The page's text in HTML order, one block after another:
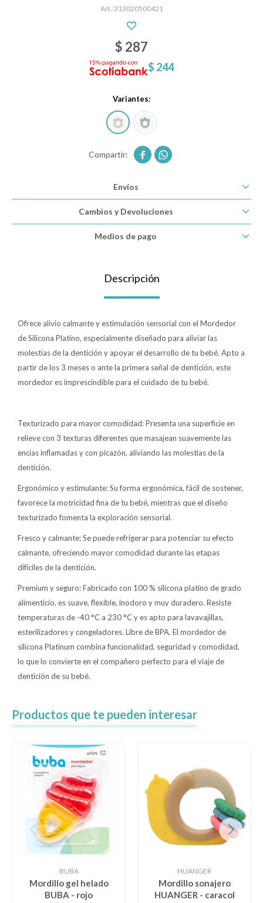
313020500421
$ 287
$ 244
Variantes:
 
Envíos
Cambios y Devoluciones
Medios de pago
Descripción
Ofrece alivio calmante y estimulación sensorial con el Mordedor
de Silicona Platino, especialmente diseñado para aliviar las
molestias de la dentición y apoyar el desarrollo de tu bebé. Apto a
partir de los 3 meses o ante la primera señal de dentición, este
mordedor es imprescindible para el cuidado de tu bebé.
Texturizado para mayor comodidad: Presenta una superficie en
relieve con 3 texturas diferentes que masajean suavemente las
encías inflamadas y con picazón, aliviando las molestias de la
dentición.
Ergonómico y estimulante: Su forma ergonómica, fácil de sostener,
favorece la motricidad fina de tu bebé, mientras que el diseño
texturizado fomenta la exploración sensorial.
Fresco y calmante: Se puede refrigerar para potenciar su efecto
calmante, ofreciendo mayor comodidad durante las etapas
difíciles de la dentición.
Premium y seguro: Fabricado con 100 % silicona platino de grado
alimenticio, es suave, flexible, inodoro y muy duradero. Resiste
temperaturas de -40 °C a 230 °C y es apto para lavavajillas,
esterilizadores y congeladores. Libre de BPA. El mordedor de
silicona Platinum combina funcionalidad, seguridad y comodidad,
lo que lo convierte en el compañero perfecto para el viaje de
dentición de su bebé.
Productos que te pueden interesar
BUBA
Mordillo gel helado
BUBA - rojo
HUANGER
Mordillo sonajero
HUANGER - caracol
Estimulación primera infancia
Vestimenta
Gift cards
Sale
Local MVD Kids